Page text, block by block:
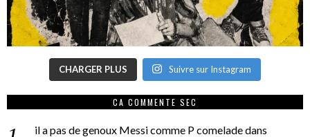
CHARGER PLUS Suivre sur Instagram
CA COMMENTE SEC
il a pas de genoux Messi comme P comeladedans